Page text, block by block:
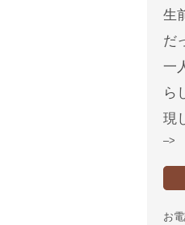
生
だ
一
ら
現
–>
お